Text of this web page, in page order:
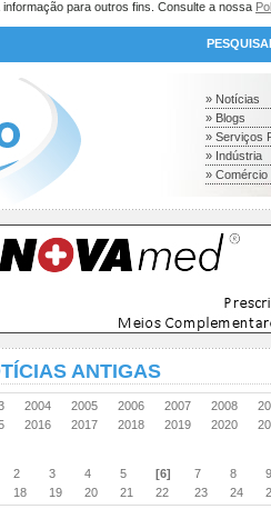
para outros fins. Consulte a nossa
» Notícias
» Blogs
» Serviços
» Indústria
» Comércio
ANTIGAS
2004 2005 2006 2007 2008
2016 2017 2018 2019 2020
2 3 4 5 [6] 7 8 9
18 19 20 21 22 23 24